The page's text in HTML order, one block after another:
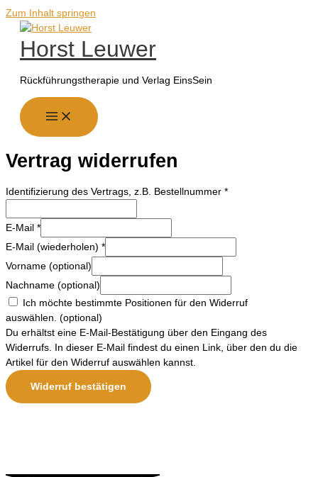
Zum Inhalt springen
Horst Leuwer
Rückführungstherapie und Verlag EinsSein
Vertrag widerrufen
Identifizierung des Vertrags, z.B. Bestellnummer *
E-Mail *
E-Mail (wiederholen) *
Vorname (optional)
Nachname (optional)
Ich möchte bestimmte Positionen für den Widerruf
auswählen. (optional)
Du erhältst eine E-Mail-Bestätigung über den Eingang des
Widerrufs. In dieser E-Mail findest du einen Link, über den du die
Artikel für den Widerruf auswählen kannst.
Widerruf bestätigen